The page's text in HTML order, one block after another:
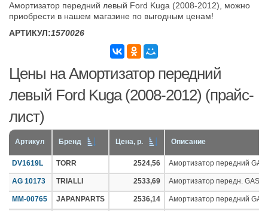
Амортизатор передний левый Ford Kuga (2008-2012), можно
приобрести в нашем магазине по выгодным ценам!
АРТИКУЛ:1570026
Цены на Амортизатор передний
левый Ford Kuga (2008-2012) (прайс-
лист)
Артикул Бренд Цена, р. Описание
DV1619L TORR 2524,56 Амортизатор передний GAS
AG 10173 TRIALLI 2533,69 Амортизатор передн. GAS L
MM-00765 JAPANPARTS 2536,14 Амортизатор передний GAS